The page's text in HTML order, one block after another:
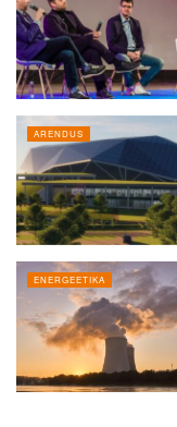
ARENDUS
ENERGEETIKA